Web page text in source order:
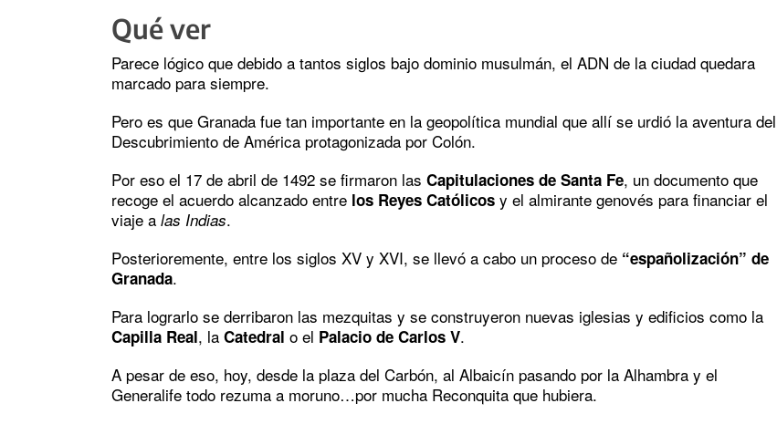
Qué ver
Parece lógico que debido a tantos siglos bajo dominio musulmán, el ADN de la ciudad quedara
marcado para siempre.
Pero es que Granada fue tan importante en la geopolítica mundial que allí se urdió la aventura del
Descubrimiento de América protagonizada por Colón.
Por eso el 17 de abril de 1492 se firmaron las Capitulaciones de Santa Fe, un documento que
recoge el acuerdo alcanzado entre los Reyes Católicos y el almirante genovés para financiar el
viaje a las Indias.
Posterioremente, entre los siglos XV y XVI, se llevó a cabo un proceso de “españolización” de
Granada.
Para lograrlo se derribaron las mezquitas y se construyeron nuevas iglesias y edificios como la
Capilla Real, la Catedral o el Palacio de Carlos V.
A pesar de eso, hoy, desde la plaza del Carbón, al Albaicín pasando por la Alhambra y el
Generalife todo rezuma a moruno…por mucha Reconquita que hubiera.